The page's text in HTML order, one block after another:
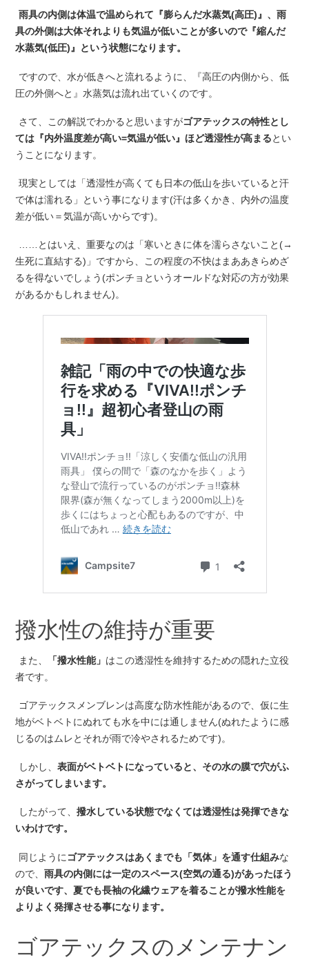
雨具の内側は体温で温められて『膨らんだ水蒸気(高圧)』、雨
具の外側は大体それよりも気温が低いことが多いので『縮んだ
水蒸気(低圧)』という状態になります。
ですので、水が低きへと流れるように、『高圧の内側から、低
圧の外側へと』水蒸気は流れ出ていくのです。
さて、この解説でわかると思いますがゴアテックスの特性とし
ては『内外温度差が高い=気温が低い』ほど透湿性が高まるとい
うことになります。
現実としては「透湿性が高くても日本の低山を歩いていると汗
で体は濡れる」という事になります(汗は多くかき、内外の温度
差が低い＝気温が高いからです)。
……とはいえ、重要なのは「寒いときに体を濡らさないこと(→
生死に直結する)」ですから、この程度の不快はまああきらめざ
るを得ないでしょう(ポンチョというオールドな対応の方が効果
があるかもしれません)。
撥水性の維持が重要
また、 「撥水性能」 はこの透湿性を維持するための隠れた立役
者です。
ゴアテックスメンブレンは高度な防水性能があるので、仮に生
地がベトベトにぬれても水を中には通しません(ぬれたように感
じるのはムレとそれが雨で冷やされるためです)。
しかし、 表面がベトベトになっていると、その水の膜で穴がふ
さがってしまいます。
したがって、 撥水している状態でなくては透湿性は発揮できな
いわけです。
同じように ゴアテックスはあくまでも「気体」を通す仕組みな
ので、 雨具の内側には一定のスペース(空気の通る)があったほう
が良いです、夏でも長袖の化繊ウェアを着ることが撥水性能を
よりよく発揮させる事になります。
ゴアテックスのメンテナン